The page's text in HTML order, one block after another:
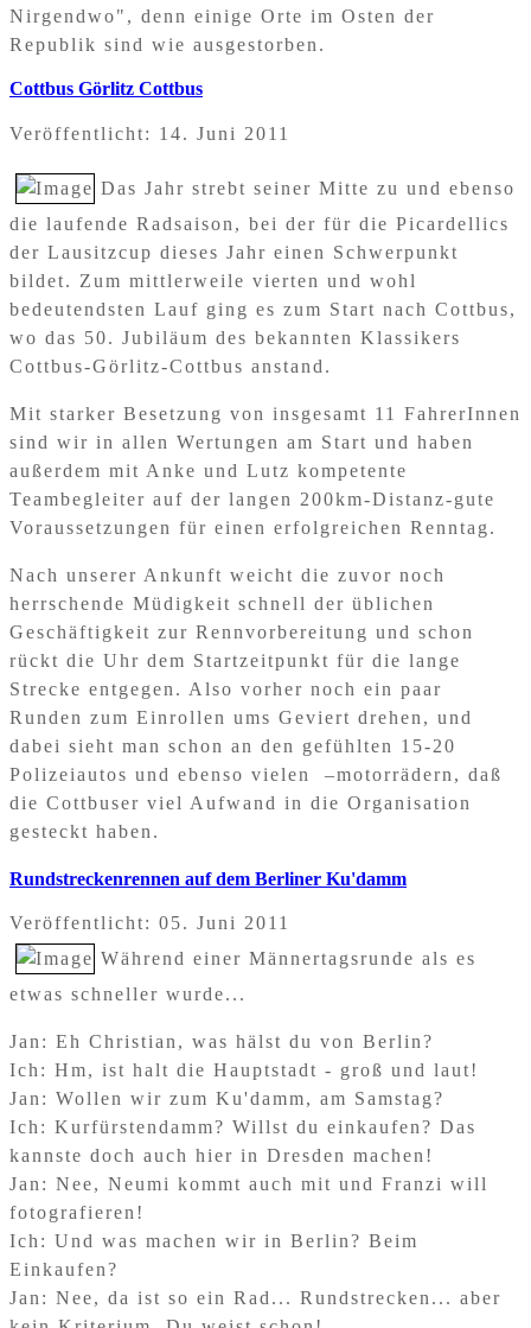
Nirgendwo", denn einige Orte im Osten der
Republik sind wie ausgestorben.
Cottbus Görlitz Cottbus
Veröffentlicht: 14. Juni 2011
Das Jahr strebt seiner Mitte zu und ebenso
die laufende Radsaison, bei der für die Picardellics
der Lausitzcup dieses Jahr einen Schwerpunkt
bildet. Zum mittlerweile vierten und wohl
bedeutendsten Lauf ging es zum Start nach Cottbus,
wo das 50. Jubiläum des bekannten Klassikers
Cottbus-Görlitz-Cottbus anstand.
Mit starker Besetzung von insgesamt 11 FahrerInnen
sind wir in allen Wertungen am Start und haben
außerdem mit Anke und Lutz kompetente
Teambegleiter auf der langen 200km-Distanz-gute
Voraussetzungen für einen erfolgreichen Renntag.
Nach unserer Ankunft weicht die zuvor noch
herrschende Müdigkeit schnell der üblichen
Geschäftigkeit zur Rennvorbereitung und schon
rückt die Uhr dem Startzeitpunkt für die lange
Strecke entgegen. Also vorher noch ein paar
Runden zum Einrollen ums Geviert drehen, und
dabei sieht man schon an den gefühlten 15-20
Polizeiautos und ebenso vielen
–motorrädern, daß
die Cottbuser viel Aufwand in die Organisation
gesteckt haben.
Rundstreckenrennen auf dem Berliner Ku'damm
Veröffentlicht: 05. Juni 2011
Während einer Männertagsrunde als es
etwas schneller wurde...
Jan: Eh Christian, was hälst du von Berlin?
Ich: Hm, ist halt die Hauptstadt - groß und laut!
Jan: Wollen wir zum Ku'damm, am Samstag?
Ich: Kurfürstendamm? Willst du einkaufen? Das
kannste doch auch hier in Dresden machen!
Jan: Nee, Neumi kommt auch mit und Franzi will
fotografieren!
Ich: Und was machen wir in Berlin? Beim
Einkaufen?
Jan: Nee, da ist so ein Rad... Rundstrecken... aber